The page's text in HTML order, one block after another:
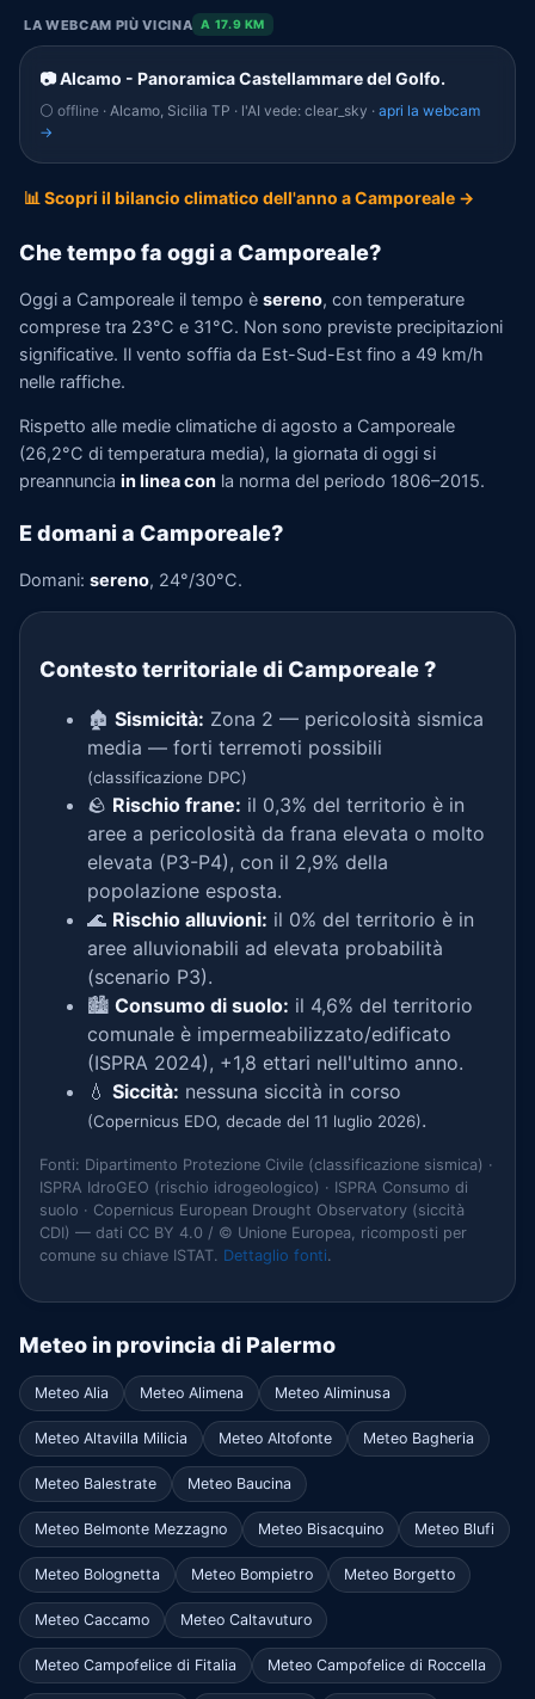
LA WEBCAM PIÙ VICINA A 17.9 KM
📷 Alcamo - Panoramica Castellammare del Golfo.
⚪ offline · Alcamo, Sicilia TP · l'AI vede: clear_sky · apri la webcam
→
📊 Scopri il bilancio climatico dell'anno a Camporeale →
Che tempo fa oggi a Camporeale?
Oggi a Camporeale il tempo è sereno, con temperature
comprese tra 23°C e 31°C. Non sono previste precipitazioni
significative. Il vento soffia da Est-Sud-Est fino a 49 km/h
nelle raffiche.
Rispetto alle medie climatiche di agosto a Camporeale
(26,2°C di temperatura media), la giornata di oggi si
preannuncia in linea con la norma del periodo 1806–2015.
E domani a Camporeale?
Domani: sereno, 24°/30°C.
Contesto territoriale di Camporeale?
🏚️ Sismicità: Zona 2 — pericolosità sismica
media — forti terremoti possibili
(classificazione DPC)
🪨 Rischio frane: il 0,3% del territorio è in
aree a pericolosità da frana elevata o molto
elevata (P3-P4), con il 2,9% della
popolazione esposta.
🌊 Rischio alluvioni: il 0% del territorio è in
aree alluvionabili ad elevata probabilità
(scenario P3).
🏙️ Consumo di suolo: il 4,6% del territorio
comunale è impermeabilizzato/edificato
(ISPRA 2024), +1,8 ettari nell'ultimo anno.
💧 Siccità: nessuna siccità in corso
(Copernicus EDO, decade del 11 luglio 2026).
Fonti: Dipartimento Protezione Civile (classificazione sismica) ·
ISPRA IdroGEO (rischio idrogeologico) · ISPRA Consumo di
suolo · Copernicus European Drought Observatory (siccità
CDI) — dati CC BY 4.0 / © Unione Europea, ricomposti per
comune su chiave ISTAT. Dettaglio fonti.
Meteo in provincia di Palermo
Meteo Alia Meteo Alimena Meteo Aliminusa
Meteo Altavilla Milicia Meteo Altofonte Meteo Bagheria
Meteo Balestrate Meteo Baucina
Meteo Belmonte Mezzagno Meteo Bisacquino Meteo Blufi
Meteo Bolognetta Meteo Bompietro Meteo Borgetto
Meteo Caccamo Meteo Caltavuturo
Meteo Campofelice di Fitalia Meteo Campofelice di Roccella